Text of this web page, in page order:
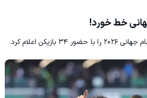
خط خورد!
اعلام کرد.